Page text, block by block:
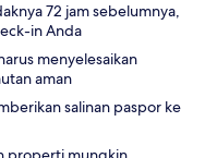
72 jam sebelumnya,
in Anda
menyelesaikan
aman
salinan paspor ke